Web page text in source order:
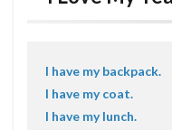
I have my backpack.
I have my coat.
I have my lunch.